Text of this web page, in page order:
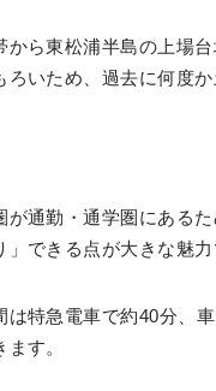
から東松浦半島の上場
ろいため、過去に何度
が通勤・通学圏にある
できる点が大きな魅力
は特急電車で約40分、
す。